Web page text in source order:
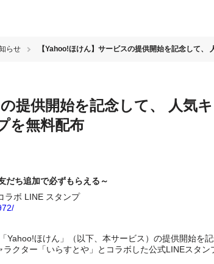
らせ 【Yahoo!ほけん】サービスの提供開始を記念して、
提供開始を記念して、 人気
を無料配布
だち追加で必ずもらえる～
ラボ LINE スタンプ
Yahoo!ほけん」（以下、本サービス）の提供開始を
クター「いらすとや」とコラボした公式LINEスタン